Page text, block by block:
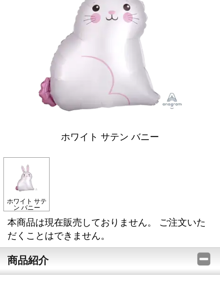
ホワイト サテン バニー
ホワイト サテ
ン バニー
本商品は現在販売しておりません。 ご注文いた
だくことはできません。
商品紹介